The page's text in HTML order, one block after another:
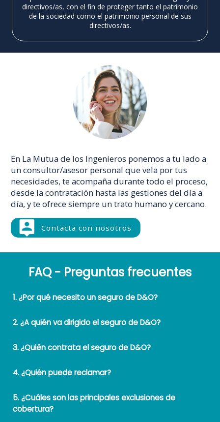
directivos/as, con el fin de proteger tanto el patrimonio
de la sociedad como el patrimonio personal de sus
directivos/as.
En La Mutua de los Ingenieros ponemos a tu lado a
un consultor/asesor personal que vela por tus
necesidades, te acompaña durante todo el proceso,
desde la contratación hasta las gestiones del día a
día, y te ofrece siempre un trato humano y cercano.
Contacta con nosotros
FAQ - Preguntas frecuentes
1. ¿Por qué necesito un seguro de D&O?
2. ¿A quién va dirigido el seguro de D&O?
3. ¿Quién contrata el seguro de D&O?
4. ¿Quién puede reclamar?
5. ¿Cuáles son las principales exclusiones de
cobertura?